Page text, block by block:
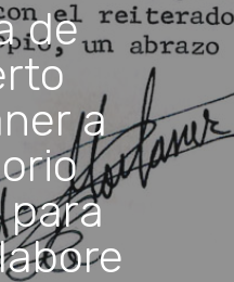
de
a
para